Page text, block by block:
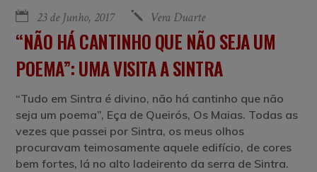
23 de Junho, 2017 Vera Duarte
“NÃO HÁ CANTINHO QUE NÃO SEJA UM
POEMA”: UMA VISITA A SINTRA
“Tudo em Sintra é divino, não há cantinho que não
seja um poema”, Eça de Queirós, Os Maias. Todas as
vezes que passei por Sintra, os meus olhos
procuravam teimosamente aquele edifício, de cores
bem fortes, lá no alto ladeirento da serra de Sintra.